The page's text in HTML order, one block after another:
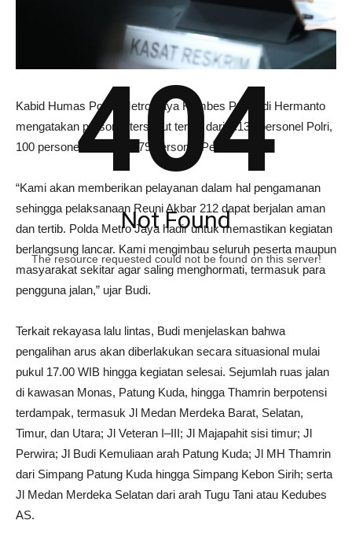
Kabid Humas Polda Metro Jaya Kombes Pol Budi Hermanto
mengatakan personel tersebut terdiri dari 2.132 personel Polri,
100 personel TNI, dan 279 personel Pemda DKI.
“Kami akan memberikan pelayanan dalam hal pengamanan
sehingga pelaksanaan Reuni Akbar 212 dapat berjalan aman
dan tertib. Polda Metro Jaya hadir untuk memastikan kegiatan
berlangsung lancar. Kami mengimbau seluruh peserta maupun
masyarakat sekitar agar saling menghormati, termasuk para
pengguna jalan,” ujar Budi.
Terkait rekayasa lalu lintas, Budi menjelaskan bahwa
pengalihan arus akan diberlakukan secara situasional mulai
pukul 17.00 WIB hingga kegiatan selesai. Sejumlah ruas jalan
di kawasan Monas, Patung Kuda, hingga Thamrin berpotensi
terdampak, termasuk Jl Medan Merdeka Barat, Selatan,
Timur, dan Utara; Jl Veteran I–III; Jl Majapahit sisi timur; Jl
Perwira; Jl Budi Kemuliaan arah Patung Kuda; Jl MH Thamrin
dari Simpang Patung Kuda hingga Simpang Kebon Sirih; serta
Jl Medan Merdeka Selatan dari arah Tugu Tani atau Kedubes
AS.
404
Not Found
The resource requested could not be found on this server!